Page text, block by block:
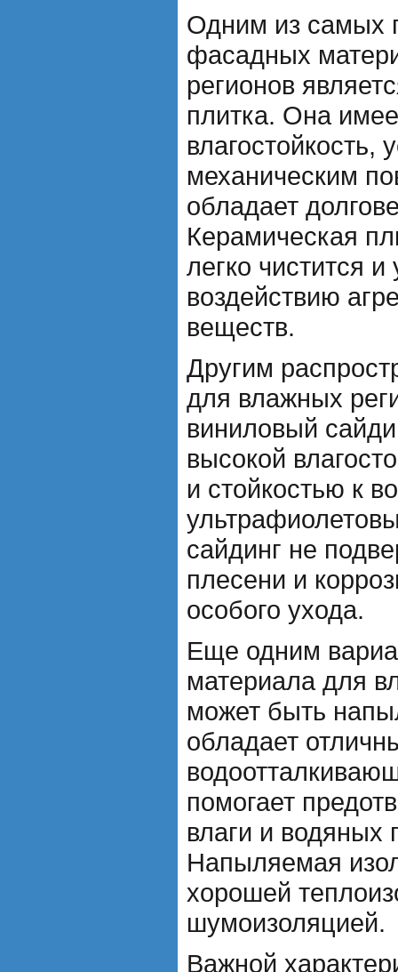
Одним из самых
фасадных
регионов
плитка. Она
влагостойкость,
механическим
обладает
Керамическая
легко чистится и
воздействию
веществ.
Другим
для влажных
виниловый
высокой
и стойкостью к
сайдинг не
плесени и
особого ухода.
Еще одним
материала для
может быть
обладает
помогает
влаги и водяных
Напыляемая
хорошей
шумоизоляцией.
Важной